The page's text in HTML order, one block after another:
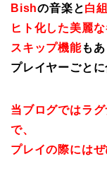
Bishの音楽と白組
ヒト化した美麗
スキップ機能も
プレイヤーごとに
当ブログではラ
で、
プレイの際には